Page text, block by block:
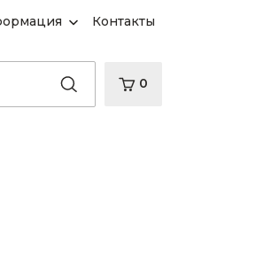
Контакты
0